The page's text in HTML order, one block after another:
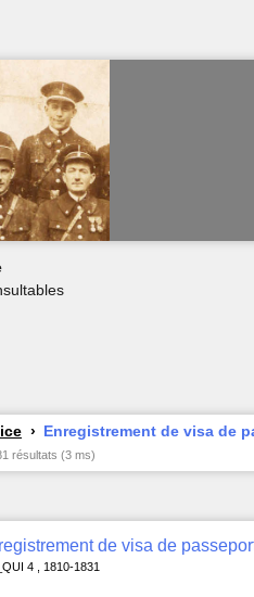
Enregistrement de visa de
résultats (3 ms)
de visa de
4 , 1810-1831